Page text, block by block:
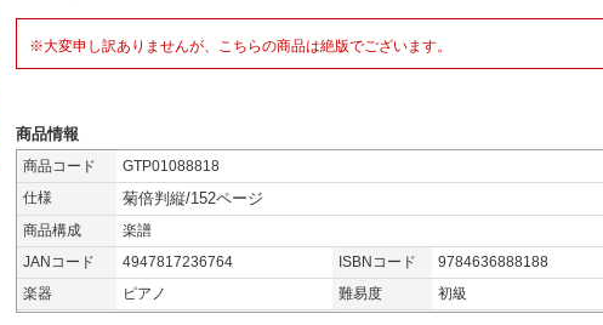
※大変申し訳ありませんが、こちらの商品は絶版でございます。
商品情報
商品コード
GTP01088818
仕様
菊倍判縦/152ページ
商品構成
楽譜
JANコード
4947817236764 ISBNコード
9784636888188
楽器
ピアノ 難易度 初級